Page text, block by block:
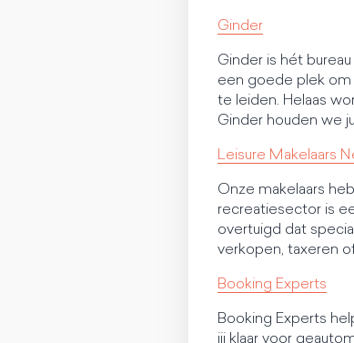
Ginder
Ginder is hét
een goede plek
te leiden. Helaas
Ginder houden we
Leisure Makelaars
Onze makelaars
recreatiesector is
overtuigd dat
verkopen, taxeren
Booking Experts
Booking Experts
jij klaar voor